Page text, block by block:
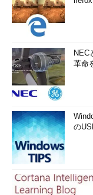
NEC
革命
の